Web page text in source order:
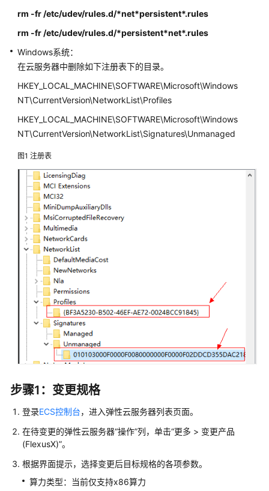
式
ECS
登
Windows
ECS
登
录
Linux
ECS
管
理
GPU
加
速
型
ECS
的
GPU
动
管
理
的
ECS
更
rm -fr /etc/udev/rules.d/*net*persistent*.rules
rm -fr /etc/udev/rules.d/*persistent*net*.rules
Windows系统：
在云服务器中删除如下注册表下的目录。
HKEY_LOCAL_MACHINE\SOFTWARE\Microsoft\Windows
NT\CurrentVersion\NetworkList\Profiles
HKEY_LOCAL_MACHINE\SOFTWARE\Microsoft\Windows
NT\CurrentVersion\NetworkList\Signatures\Unmanaged
图1 注册表
步骤1：变更规格
登录ECS控制台，进入弹性云服务器列表页面。
在待变更的弹性云服务器“操作”列，单击“更多 > 变更产品
(FlexusX)”。
根据界面提示，选择变更后目标规格的各项参数。
算力类型：当前仅支持x86算力